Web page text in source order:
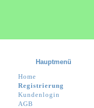
Hauptmenü
Home
Registrierung
Kundenlogin
AGB